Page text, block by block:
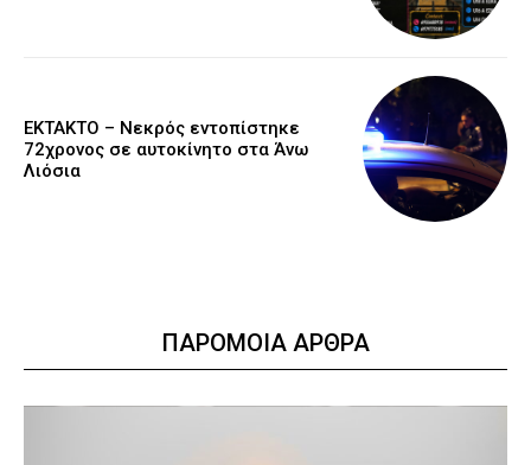
EKTAKTO – Νεκρός εντοπίστηκε
72χρονος σε αυτοκίνητο στα Άνω
Λιόσια
ΠΑΡΟΜΟΙΑ ΑΡΘΡΑ